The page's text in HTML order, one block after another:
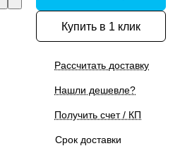
Купить в 1 клик
Рассчитать доставку
Нашли дешевле?
Получить счет / КП
Срок доставки